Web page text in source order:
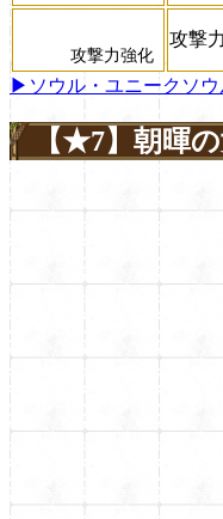
攻撃力強化
攻撃
▶ソウル・ユニークソウ
【★7】朝暉